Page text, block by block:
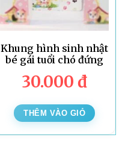
Khung hình sinh nhật
bé gái tuổi chó đứng
30.000 đ
THÊM VÀO GIỎ